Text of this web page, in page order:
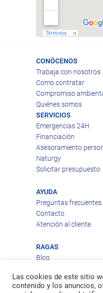
CONÓCENOS
Trabaja con nosotros
Como contratar
Compromiso
Quiénes somos
SERVICIOS
Emergencias 24H
Financiación
Asesoramiento
Naturgy
Solicitar presupuesto
AYUDA
Preguntas frecuentes
Contacto
Atención al cliente
RAGAS
Blog
Política de privacidad
Política de cookies
Las cookies de este sitio
contenido y los anuncios,